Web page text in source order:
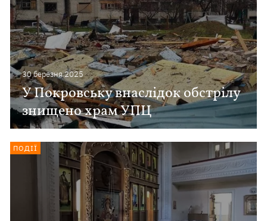
30 березня 2025
У Покровську внаслідок обстрілу
знищено храм УПЦ
ПОДІЇ